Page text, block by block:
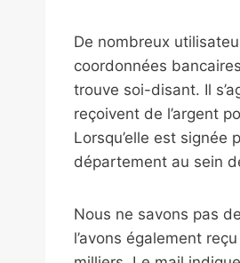
De nombreux
coordonnées
trouve soi-disant. Il
reçoivent de l’argent
Lorsqu’elle est signée
département au sein
Nous ne savons pas
l’avons également